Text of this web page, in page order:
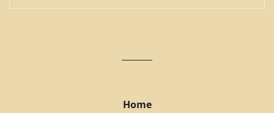
Home